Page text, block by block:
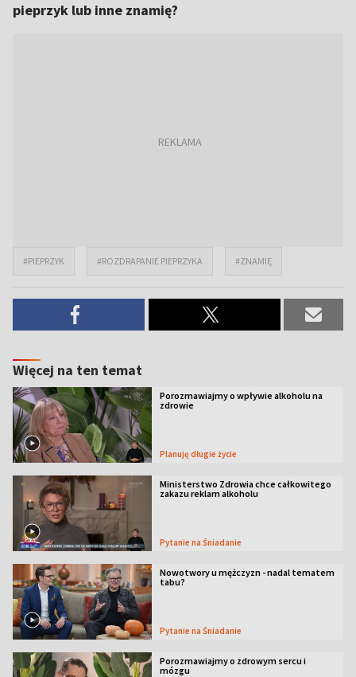
pieprzyk lub inne znamię?
#PIEPRZYK #ROZDRAPANIE PIEPRZYKA #ZNAMIĘ
Więcej na ten temat
Porozmawiajmy o wpływie alkoholu na
zdrowie
Planuję długie życie
Ministerstwo Zdrowia chce całkowitego
zakazu reklam alkoholu
Pytanie na Śniadanie
Nowotwory u mężczyzn - nadal tematem
tabu?
Pytanie na Śniadanie
Porozmawiajmy o zdrowym sercu i
mózgu